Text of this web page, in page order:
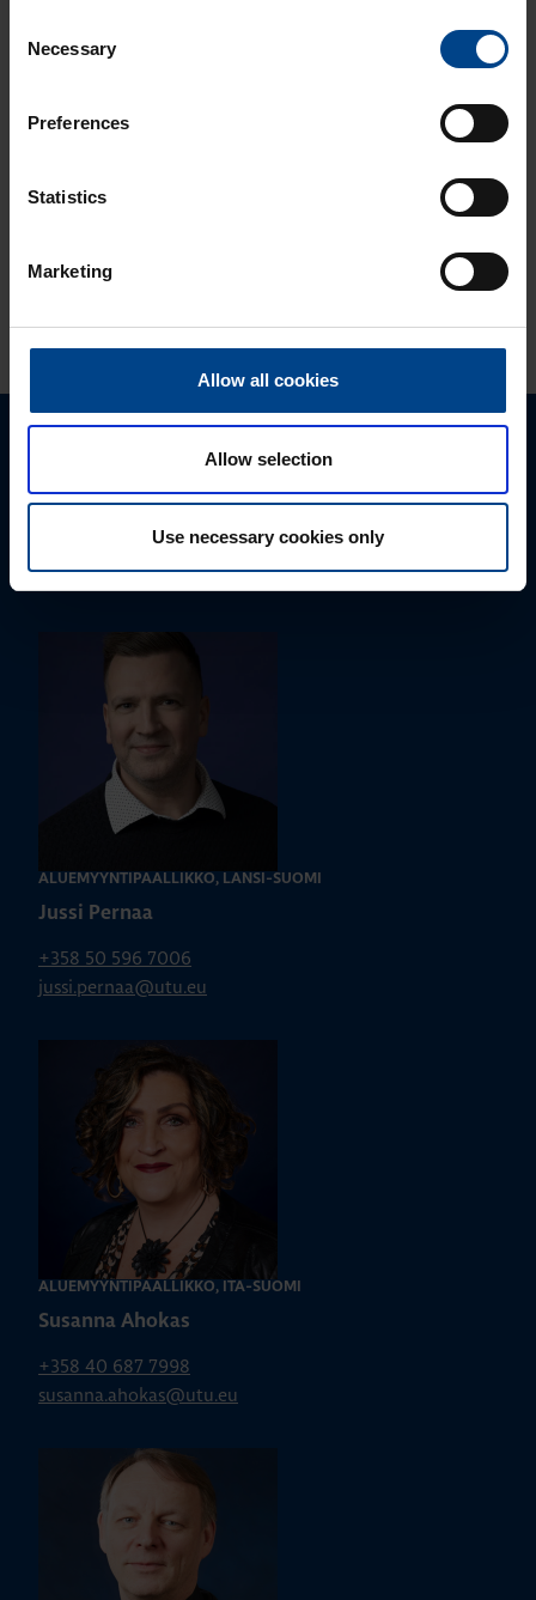
Selection
Necessary
Preferences
Statistics
Marketing
Allow all cookies
Allow selection
Use necessary cookies only
KOTELOT JA
Lukuaika: 3 min
Ilmakatkaisijasarja
parhaan ratkaisun. Otathan yhteyttä puhelimitse,
sähköpostitse tai verkkolomakkeen kautta.
ALUEMYYNTIPÄÄLLIKKÖ, LÄNSI-SUOMI
Jussi Pernaa
+358 50 596 7006
jussi.pernaa@utu.eu
ALUEMYYNTIPÄÄLLIKKÖ, ITÄ-SUOMI
Susanna Ahokas
+358 40 687 7998
susanna.ahokas@utu.eu